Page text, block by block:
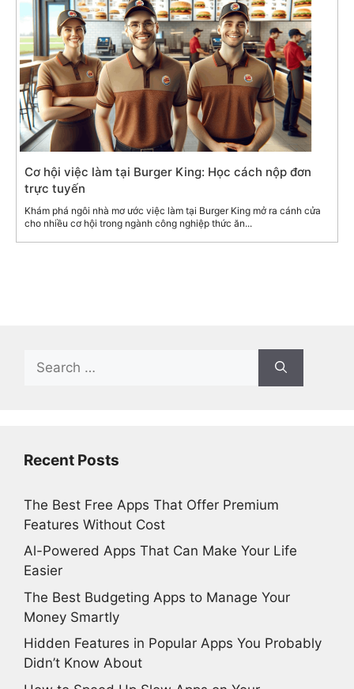
Cơ hội việc làm tại Burger King: Học cách nộp đơn
trực tuyến
Khám phá ngôi nhà mơ ước việc làm tại Burger King mở ra cánh cửa
cho nhiều cơ hội trong ngành công nghiệp thức ăn...
for:
Recent Posts
The Best Free Apps That Offer Premium
Features Without Cost
Al-Powered Apps That Can Make Your Life
Easier
The Best Budgeting Apps to Manage Your
Money Smartly
Hidden Features in Popular Apps You Probably
Didn’t Know About